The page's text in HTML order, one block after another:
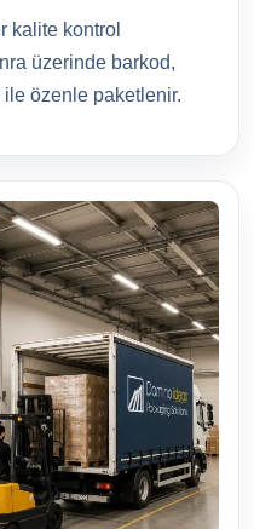
kalite kontrol
üzerinde barkod,
ile özenle paketlenir.